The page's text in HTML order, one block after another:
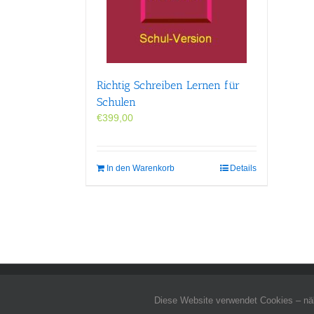
Richtig Schreiben Lernen für
Schulen
€399,00
In den Warenkorb Details
Allgemeine Geschäftsbedingungen- Impressum- Datenschutz - Kontakt -
Diese Website verwendet Cookies –